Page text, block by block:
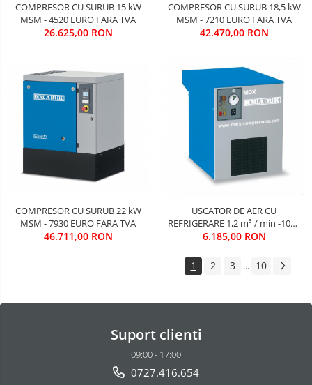
COMPRESOR CU SURUB 15 kW
MSM - 4520 EURO FARA TVA
26.625,00 RON
COMPRESOR CU SURUB 18,5 kW
MSM - 7210 EURO FARA TVA
42.470,00 RON
COMPRESOR CU SURUB 22 kW
MSM - 7930 EURO FARA TVA
46.711,00 RON
USCATOR DE AER CU
REFRIGERARE 1,2 m³ / min -1050
EURO FARA TVA
6.185,00 RON
1 2 3 ... 10
Suport clienti
09:00 - 17:00
0727.416.654